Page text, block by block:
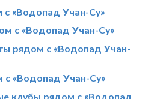
с «Водопад Учан-Су»
с «Водопад Учан-Су»
рядом с «Водопад Учан-
с «Водопад Учан-Су»
клубы рядом с «Водопад